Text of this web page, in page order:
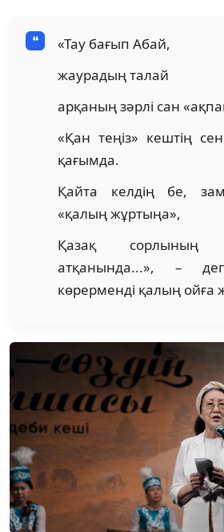
«Тау бағып Абай,
жаурадың талай
арқаның зәрлі сан
«Қан теңіз» кештің
қағымда.
Қайта келдің бе,
«қалың жұртыңа»,
Қазақ
атқанында...», –
көрерменді қалың ойға